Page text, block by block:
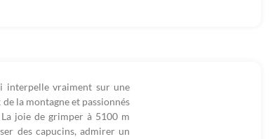
interpelle vraiment sur une
la montagne et passionnés
joie de grimper à 5100 m
des capucins, admirer un